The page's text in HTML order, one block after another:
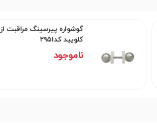
گوشواره پیرسینگ مراقبت از
ناموجود